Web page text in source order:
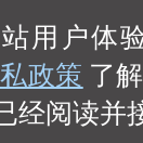
用户体
政策 了
经阅读并